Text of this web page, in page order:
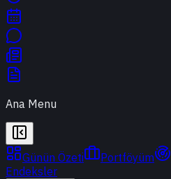
Ana Menu
Günün Özeti Portföyüm
Endeksler